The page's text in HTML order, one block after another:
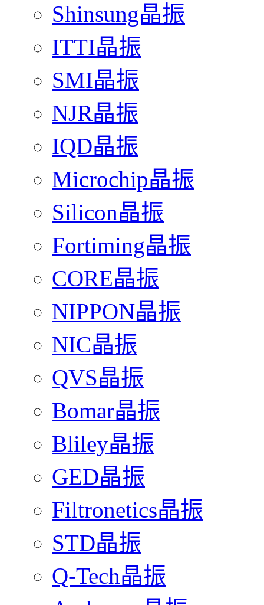
Shinsung晶振
ITTI晶振
SMI晶振
NJR晶振
IQD晶振
Microchip晶振
Silicon晶振
Fortiming晶振
CORE晶振
NIPPON晶振
NIC晶振
QVS晶振
Bomar晶振
Bliley晶振
GED晶振
Filtronetics晶振
STD晶振
Q-Tech晶振